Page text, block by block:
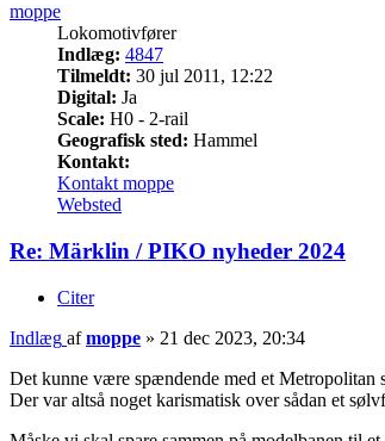
moppe
Lokomotivfører
Indlæg: 4847
Tilmeldt: 30 jul 2011, 12:22
Digital: Ja
Scale: H0 - 2-rail
Geografisk sted: Hammel
Kontakt:
Kontakt moppe
Websted
Re: Märklin / PIKO nyheder 2024
Citer
Indlæg afmoppe » 21 dec 2023, 20:34
Det kunne være spændende med et Metropolitan
Der var altså noget karismatisk over sådan et